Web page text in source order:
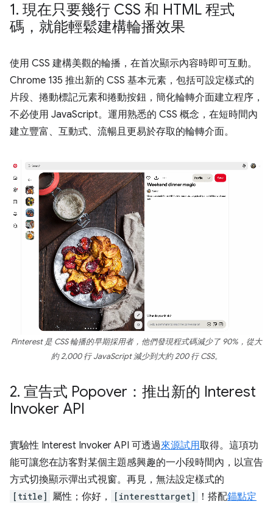
1. 現在只要幾行 CSS 和 HTML 程式
碼，就能輕鬆建構輪播效果
使用 CSS 建構美觀的輪播，在首次顯示內容時即可互動。
Chrome 135 推出新的 CSS 基本元素，包括可設定樣式的
片段、捲動標記元素和捲動按鈕，簡化輪轉介面建立程序，
不必使用 JavaScript。運用熟悉的 CSS 概念，在短時間內
建立豐富、互動式、流暢且更易於存取的輪轉介面。
Pinterest 是 CSS 輪播的早期採用者，他們發現程式碼減少了 90%，從大
約 2,000 行 JavaScript 減少到大約 200 行 CSS。
2. 宣告式 Popover：推出新的 Interest
Invoker API
實驗性 Interest Invoker API 可透過來源試用取得。這項功
能可讓您在訪客對某個主題感興趣的一小段時間內，以宣告
方式切換顯示彈出式視窗。再見，無法設定樣式的
[title] 屬性；你好， [interesttarget] ！搭配錨點定